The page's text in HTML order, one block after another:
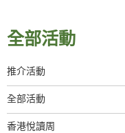
全部活動
推介活動
全部活動
香港悅讀周